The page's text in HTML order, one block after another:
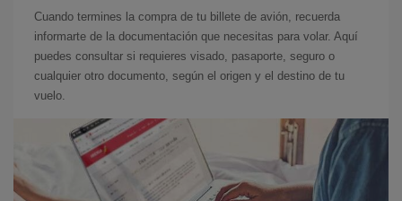
Cuando termines la compra de tu billete de avión, recuerda
informarte de la documentación que necesitas para volar. Aquí
puedes consultar si requieres visado, pasaporte, seguro o
cualquier otro documento, según el origen y el destino de tu
vuelo.